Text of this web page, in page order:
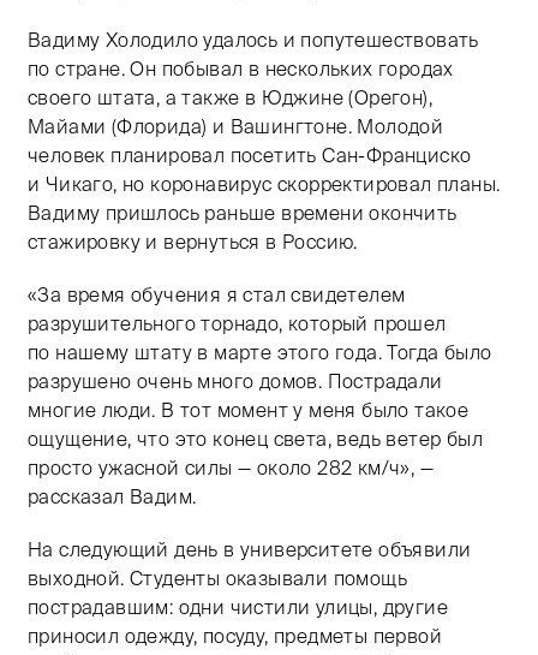
Вадиму Холодило удалось и попутешествовать
по стране. Он побывал в нескольких городах
своего штата, а также в Юджине (Орегон),
Майами (Флорида) и Вашингтоне. Молодой
человек планировал посетить Сан-Франциско
и Чикаго, но коронавирус скорректировал планы.
Вадиму пришлось раньше времени окончить
стажировку и вернуться в Россию.
«За время обучения я стал свидетелем
разрушительного торнадо, который прошел
по нашему штату в марте этого года. Тогда было
разрушено очень много домов. Пострадали
многие люди. В тот момент у меня было такое
ощущение, что это конец света, ведь ветер был
просто ужасной силы — около 282 км/ч», —
рассказал Вадим.
На следующий день в университете объявили
выходной. Студенты оказывали помощь
пострадавшим: одни чистили улицы, другие
приносил одежду, посуду, предметы первой